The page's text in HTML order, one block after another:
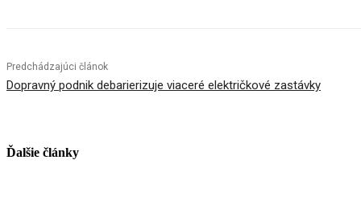
Predchádzajúci článok
Dopravný podnik debarierizuje viaceré električkové zastávky
Ďalšie články